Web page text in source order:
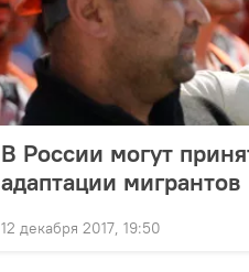
В России могут
адаптации мигрантов
12 декабря 2017, 19:50